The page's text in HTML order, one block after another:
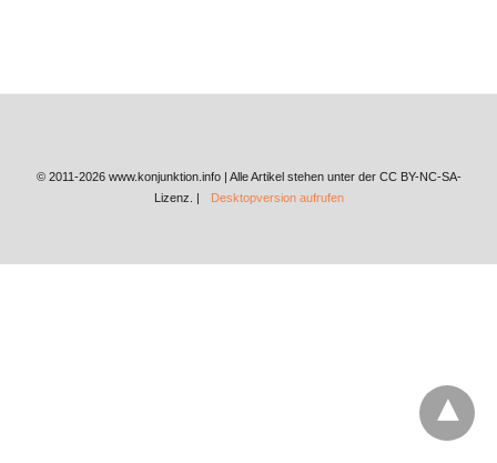
© 2011-2026 www.konjunktion.info | Alle Artikel stehen unter der CC BY-NC-SA-
Lizenz. |
Desktopversion aufrufen